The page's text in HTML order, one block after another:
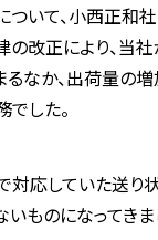
いて、小西正和
改正により、当
なか、出荷量の
した。
応していた送り
ものになってきま